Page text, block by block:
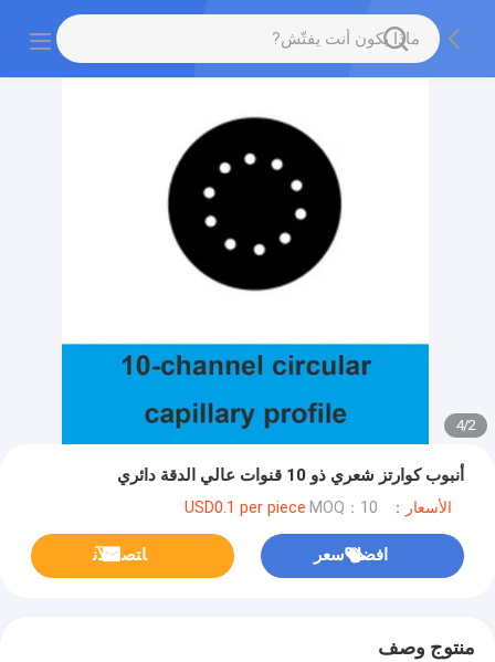
2
/
4
أنبوب كوارتز شعري ذو 10 قنوات عالي الدقة دائري
الأسعار：USD0.1 per piece MOQ：10
افضل سعر ﺎﺘﺼﻟ ﺍﻶﻧ
منتوج وصف